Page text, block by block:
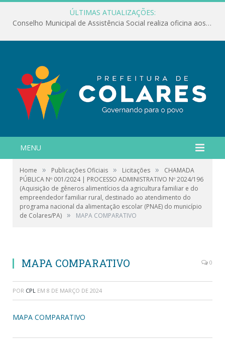
ÚLTIMAS ATUALIZAÇÕES:
Conselho Municipal de Assistência Social realiza oficina aos servidores
MENU
Home » Publicações Oficiais » Licitações »
CHAMADA
PÚBLICA Nº 001/2024 | PROCESSO ADMINISTRATIVO Nº 2024/196
(Aquisição de gêneros alimentícios da agricultura familiar e do
empreendedor familiar rural, destinado ao atendimento do
programa nacional da alimentação escolar (PNAE) do município
de Colares/PA) » MAPA COMPARATIVO
MAPA COMPARATIVO 0
POR CPL EM 8 DE MARÇO DE 2024
MAPA COMPARATIVO